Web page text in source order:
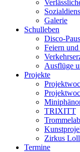
Galerie
Schulleben
Disco-
Feiern und
Ausflüge
Projekte
TRIXITT
Zirkus
Termine